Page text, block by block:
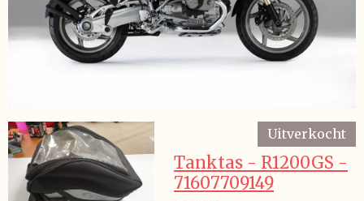
Uitverkocht
Tanktas - R1200GS -
71607709149